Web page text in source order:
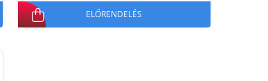
ELŐRENDELÉS